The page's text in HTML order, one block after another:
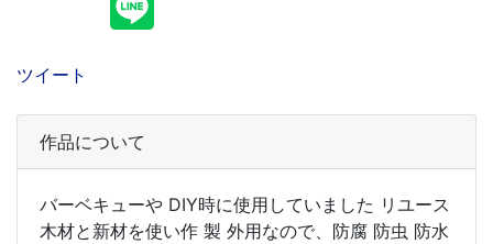
ツイート
作品について
バーベキューや DIY時に使用していました リユース
木材と新材を使い作 製 外用なので、防腐 防虫 防水